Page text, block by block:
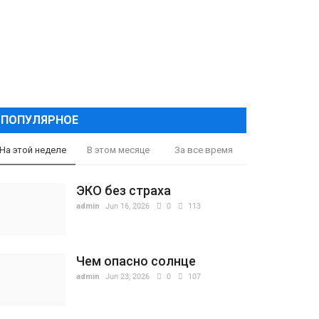
ПОПУЛЯРНОЕ
этой неделе В этом месяце За все время
ЭКО без страха
admin Jun 16, 2026 0 113
Чем опасно солнце
admin Jun 23, 2026 0 107